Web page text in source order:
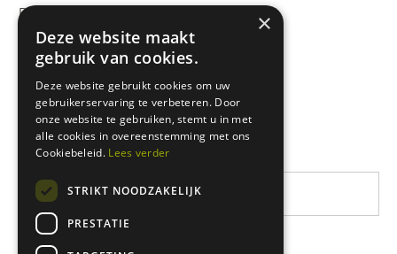
Rikolto International
Zuid-Oost Azië
West-Afrika
Latijns-Amerika
×
Deze website maakt
gebruik van cookies.
Deze website gebruikt cookies om uw
gebruikerservaring te verbeteren. Door
onze website te gebruiken, stemt u in met
alle cookies in overeenstemming met ons
Cookiebeleid. Lees verder
STRIKT NOODZAKELIJK
PRESTATIE